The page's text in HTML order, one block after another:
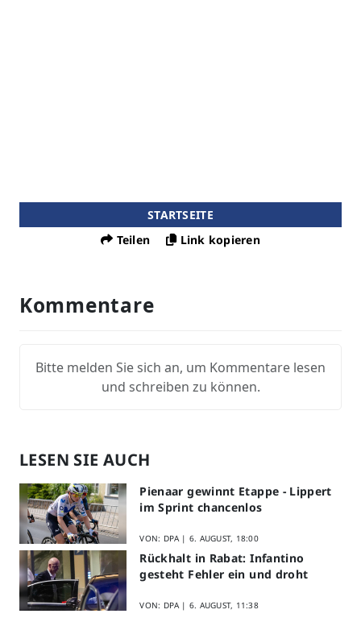
STARTSEITE
Teilen
Link kopieren
Kommentare
Bitte melden Sie sich an, um Kommentare lesen
und schreiben zu können.
LESEN SIE AUCH
Pienaar gewinnt Etappe - Lippert
im Sprint chancenlos
VON: DPA | 6. AUGUST, 18:00
Rückhalt in Rabat: Infantino
gesteht Fehler ein und droht
VON: DPA | 6. AUGUST, 11:38